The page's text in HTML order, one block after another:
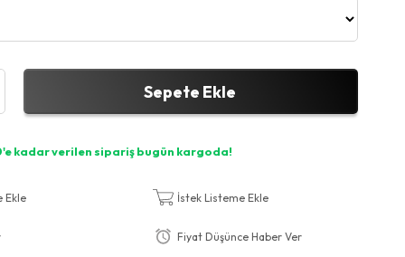
Ekle İstek Listeme Ekle
Fiyat Düşünce Haber Ver